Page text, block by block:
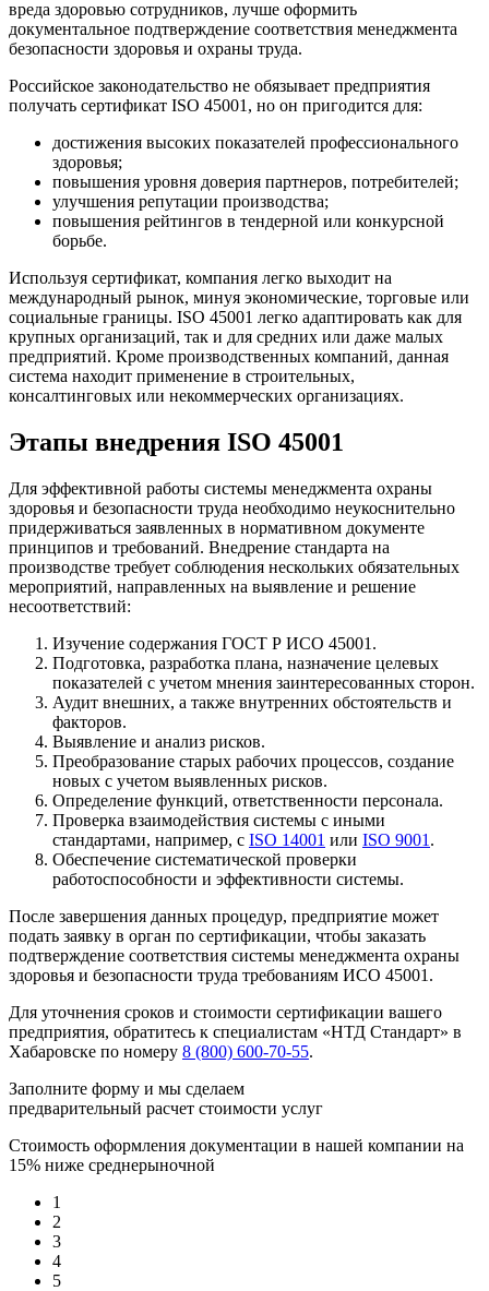
вреда здоровью сотрудников, лучше оформить
документальное подтверждение соответствия менеджмента
безопасности здоровья и охраны труда.
Российское законодательство не обязывает предприятия
получать сертификат ISO 45001, но он пригодится для:
достижения высоких показателей профессионального
здоровья;
повышения уровня доверия партнеров, потребителей;
улучшения репутации производства;
повышения рейтингов в тендерной или конкурсной
борьбе.
Используя сертификат, компания легко выходит на
международный рынок, минуя экономические, торговые или
социальные границы. ISO 45001 легко адаптировать как для
крупных организаций, так и для средних или даже малых
предприятий. Кроме производственных компаний, данная
система находит применение в строительных,
консалтинговых или некоммерческих организациях.
Этапы внедрения ISO 45001
Для эффективной работы системы менеджмента охраны
здоровья и безопасности труда необходимо неукоснительно
придерживаться заявленных в нормативном документе
принципов и требований. Внедрение стандарта на
производстве требует соблюдения нескольких обязательных
мероприятий, направленных на выявление и решение
несоответствий:
Изучение содержания ГОСТ Р ИСО 45001.
Подготовка, разработка плана, назначение целевых
показателей с учетом мнения заинтересованных сторон.
Аудит внешних, а также внутренних обстоятельств и
факторов.
Выявление и анализ рисков.
Преобразование старых рабочих процессов, создание
новых с учетом выявленных рисков.
Определение функций, ответственности персонала.
Проверка взаимодействия системы с иными
стандартами, например, с ISO 14001 или ISO 9001 .
Обеспечение систематической проверки
работоспособности и эффективности системы.
После завершения данных процедур, предприятие может
подать заявку в орган по сертификации, чтобы заказать
подтверждение соответствия системы менеджмента охраны
здоровья и безопасности труда требованиям ИСО 45001.
Для уточнения сроков и стоимости сертификации вашего
предприятия, обратитесь к специалистам «НТД Стандарт» в
Хабаровске по номеру 8 (800) 600-70-55.
Заполните форму и мы сделаем
предварительный расчет стоимости услуг
Стоимость оформления документации в нашей компании на
15% ниже среднерыночной
1
2
3
4
5